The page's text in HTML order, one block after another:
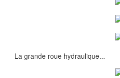
La grande roue hydraulique...